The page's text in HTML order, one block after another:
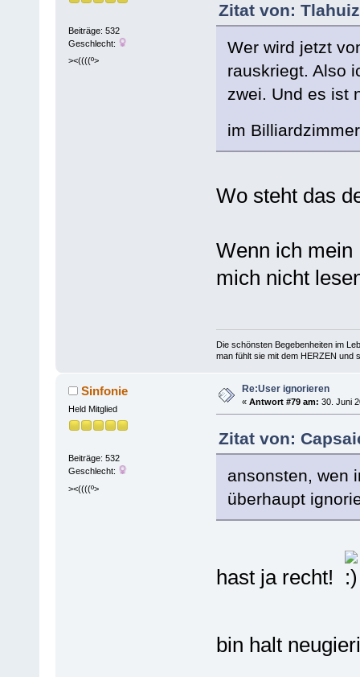
Beiträge: 532
Geschlecht:
><((((º>
Zitat von:
Wer wird jetzt
rauskriegt. Also
zwei. Und es ist
im
Wo steht das
Wenn ich mein
mich nicht
Die schönsten Begebenheiten im
man fühlt sie mit dem HERZEN und
Sinfonie
Held Mitglied
Beiträge: 532
Geschlecht:
><((((º>
Re:User ignorieren
« Antwort #79 am: 30. Juni
Zitat von:
ansonsten, wen
überhaupt
hast ja recht!
bin halt